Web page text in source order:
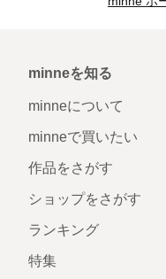
minneを知る
minneについて
minneで買いたい
作品をさがす
ショップをさがす
ランキング
特集